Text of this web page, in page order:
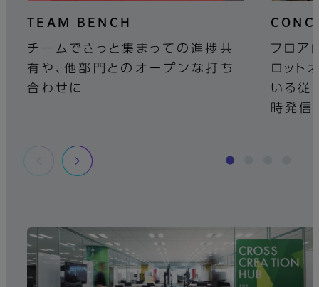
TEAM BENCH
チームでさっと集まっての進捗共
有や、他部門とのオープンな打ち
合わせに
フロア
ロット
いる従
時発信